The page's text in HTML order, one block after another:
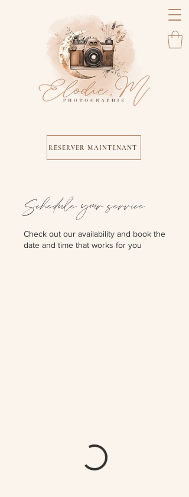
RÉSERVER MAINTENANT
Schedule your service
Check out our availability and book the
date and time that works for you